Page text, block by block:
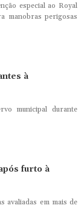
especial ao Royal
manobras perigosas
à
municipal durante
furto à
avaliadas em mais de